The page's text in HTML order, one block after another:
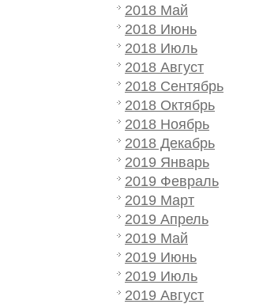
2018 Май
2018 Июнь
2018 Июль
2018 Август
2018 Сентябрь
2018 Октябрь
2018 Ноябрь
2018 Декабрь
2019 Январь
2019 Февраль
2019 Март
2019 Апрель
2019 Май
2019 Июнь
2019 Июль
2019 Август